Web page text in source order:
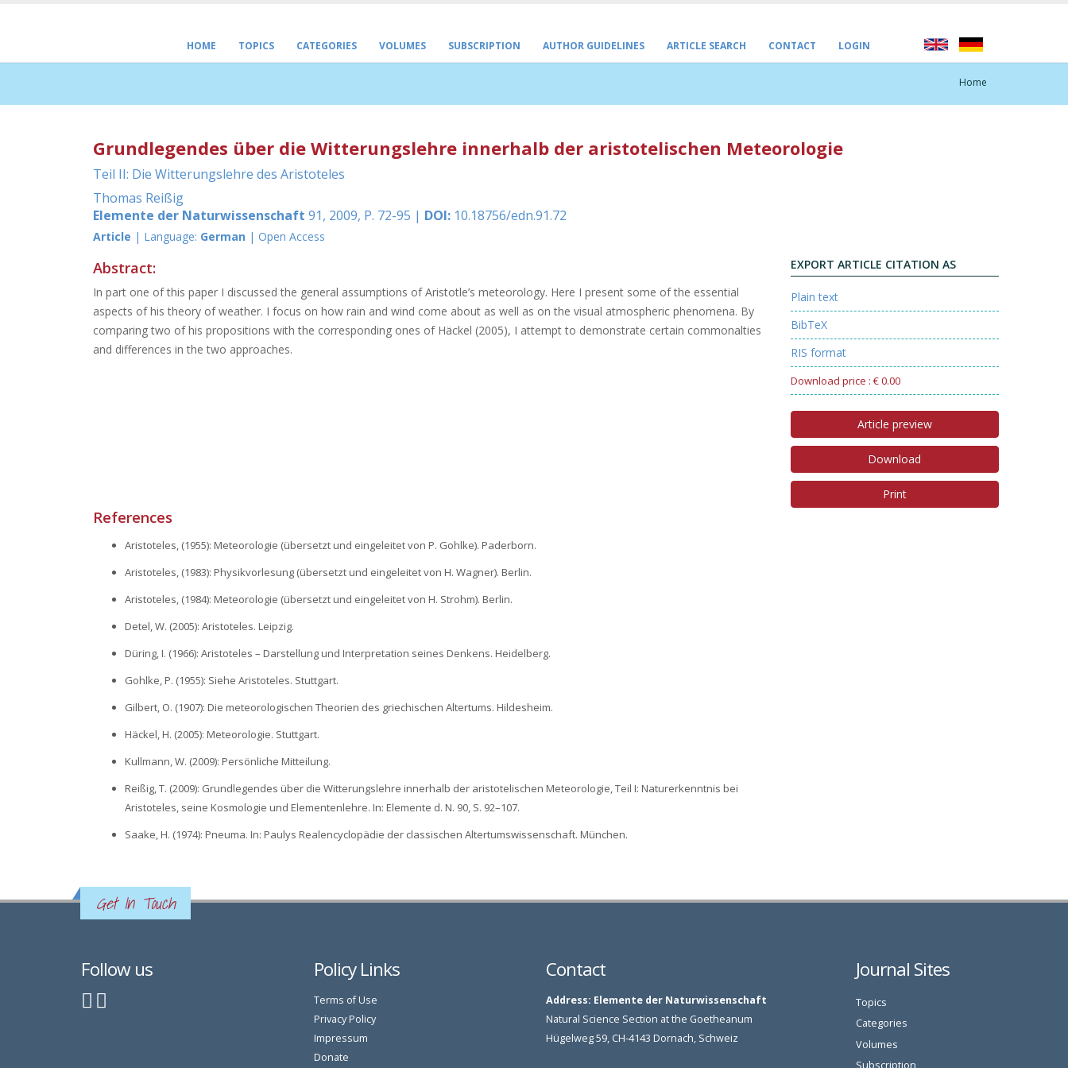
HOME TOPICS CATEGORIES VOLUMES SUBSCRIPTION AUTHOR GUIDELINES ARTICLE SEARCH CONTACT LOGIN
Home
Grundlegendes über die Witterungslehre innerhalb der aristotelischen Meteorologie
Teil II: Die Witterungslehre des Aristoteles
Thomas Reißig
Elemente der Naturwissenschaft 91, 2009, P. 72-95 | DOI: 10.18756/edn.91.72
Article | Language: German | Open Access
EXPORT ARTICLE CITATION AS
Plain text
BibTeX
RIS format
Download price : € 0.00
Article preview
Download
Print
Abstract:
In part one of this paper I discussed the general assumptions of Aristotle’s meteorology. Here I present some of the essential
aspects of his theory of weather. I focus on how rain and wind come about as well as on the visual atmospheric phenomena. By
comparing two of his propositions with the corresponding ones of Häckel (2005), I attempt to demonstrate certain commonalties
and differences in the two approaches.
References
Aristoteles, (1955): Meteorologie (übersetzt und eingeleitet von P. Gohlke). Paderborn.
Aristoteles, (1983): Physikvorlesung (übersetzt und eingeleitet von H. Wagner). Berlin.
Aristoteles, (1984): Meteorologie (übersetzt und eingeleitet von H. Strohm). Berlin.
Detel, W. (2005): Aristoteles. Leipzig.
Düring, I. (1966): Aristoteles – Darstellung und Interpretation seines Denkens. Heidelberg.
Gohlke, P. (1955): Siehe Aristoteles. Stuttgart.
Gilbert, O. (1907): Die meteorologischen Theorien des griechischen Altertums. Hildesheim.
Häckel, H. (2005): Meteorologie. Stuttgart.
Kullmann, W. (2009): Persönliche Mitteilung.
Reißig, T. (2009): Grundlegendes über die Witterungslehre innerhalb der aristotelischen Meteorologie, Teil I: Naturerkenntnis bei
Aristoteles, seine Kosmologie und Elementenlehre. In: Elemente d. N. 90, S. 92–107.
Saake, H. (1974): Pneuma. In: Paulys Realencyclopädie der classischen Altertumswissenschaft. München.
Get In Touch
Follow us Policy Links
Terms of Use
Privacy Policy
Impressum
Donate
Contact
Address: Elemente der Naturwissenschaft
Natural Science Section at the Goetheanum
Hügelweg 59, CH-4143 Dornach, Schweiz
Journal Sites
Topics
Categories
Volumes
Subscription